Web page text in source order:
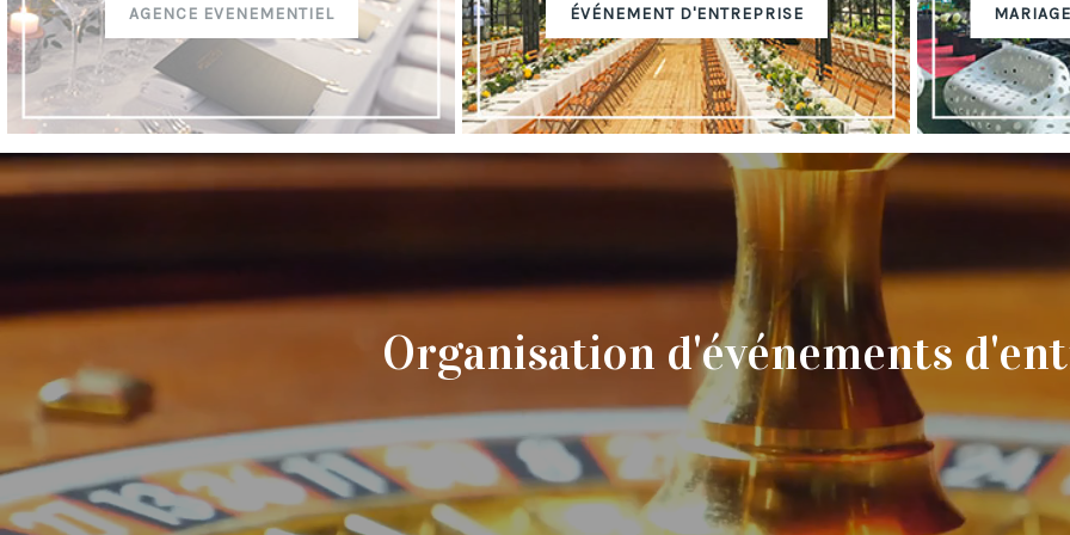
AGENCE EVENEMENTIEL ÉVÉNEMENT D'ENTREPRISE
Organisation d'événements